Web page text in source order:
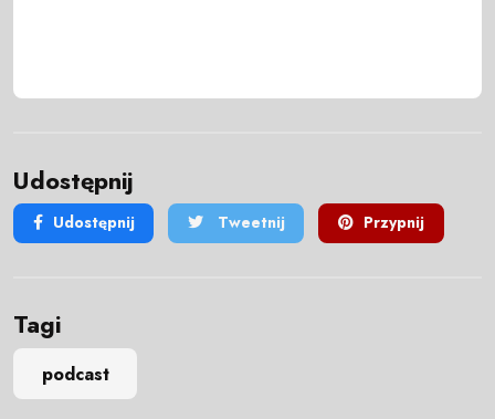
Udostępnij
Udostępnij Tweetnij Przypnij
Tagi
podcast